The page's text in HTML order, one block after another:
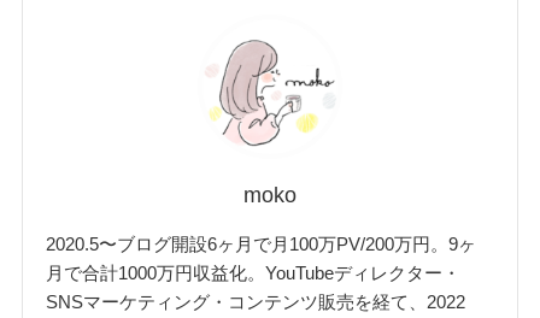
moko
2020.5〜ブログ開設6ヶ月で月100万PV/200万円。9ヶ
月で合計1000万円収益化。YouTubeディレクター・
SNSマーケティング・コンテンツ販売を経て、2022